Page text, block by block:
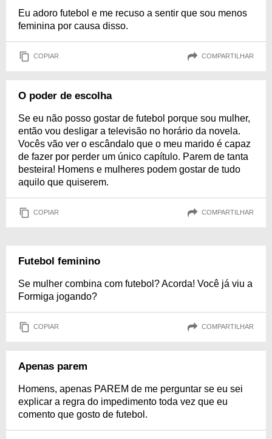
Eu adoro futebol e me recuso a sentir que sou menos
feminina por causa disso.
COPIAR COMPARTILHAR
O poder de escolha
Se eu não posso gostar de futebol porque sou mulher,
então vou desligar a televisão no horário da novela.
Vocês vão ver o escândalo que o meu marido é capaz
de fazer por perder um único capítulo. Parem de tanta
besteira! Homens e mulheres podem gostar de tudo
aquilo que quiserem.
COPIAR COMPARTILHAR
Futebol feminino
Se mulher combina com futebol? Acorda! Você já viu a
Formiga jogando?
COPIAR COMPARTILHAR
Apenas parem
Homens, apenas PAREM de me perguntar se eu sei
explicar a regra do impedimento toda vez que eu
comento que gosto de futebol.